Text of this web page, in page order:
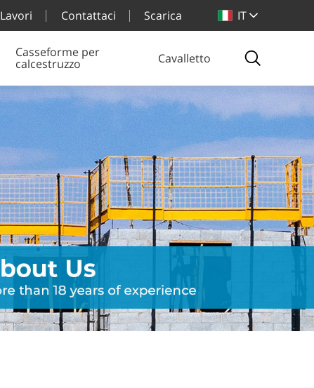
Lavori Contattaci Scarica IT
Casseforme per
calcestruzzo Cavalletto